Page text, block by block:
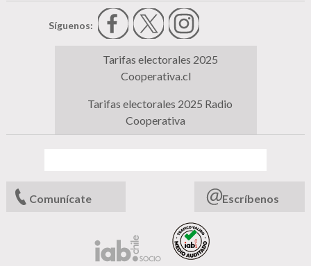
Síguenos:
Tarifas electorales 2025
Cooperativa.cl
Tarifas electorales 2025 Radio
Cooperativa
Comunícate Escríbenos